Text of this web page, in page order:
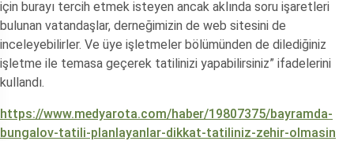
için burayı tercih etmek isteyen ancak aklında soru işaretleri
bulunan vatandaşlar, derneğimizin de web sitesini de
inceleyebilirler. Ve üye işletmeler bölümünden de dilediğiniz
işletme ile temasa geçerek tatilinizi yapabilirsiniz” ifadelerini
kullandı.
https://www.medyarota.com/haber/19807375/bayramda-
bungalov-tatili-planlayanlar-dikkat-tatiliniz-zehir-olmasin